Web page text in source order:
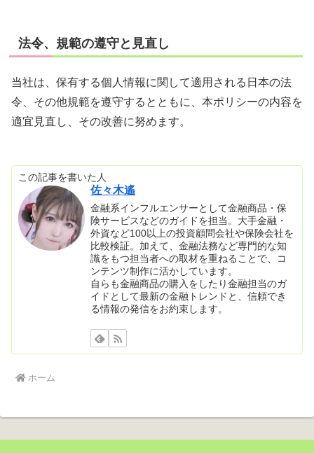
法令、規範の遵守と見直し
当社は、保有する個人情報に関して適用される日本の法
令、その他規範を遵守するとともに、本ポリシーの内容を
適宜見直し、その改善に努めます。
この記事を書いた人
佐々木遙
金融系インフルエンサーとして金融商品・保
険サービスなどのガイドを担当。大手金融・
外資など100以上の投資顧問会社や保険会社を
比較検証。加えて、金融法務など専門的な知
識をもつ担当者への取材を重ねることで、コ
ンテンツ制作に活かしています。
自らも金融商品の購入をしたり金融担当のガ
イドとして最新の金融トレンドと、信頼でき
る情報の発信をお約束します。
ホーム